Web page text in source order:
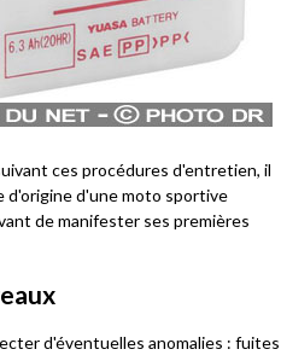
ces procédures d'entretien, il
d'origine d'une moto sportive
de manifester ses premières
d'éventuelles anomalies : fuites